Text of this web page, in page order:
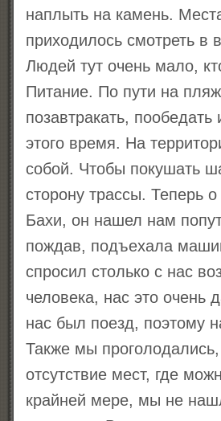
наплыть на камень.
приходилось смотреть в
Людей тут очень мало,
Питание. По пути на
позавтракать,
этого время. На
собой. Чтобы покушать
сторону трассы. Теперь
Бахи, он нашел нам
пождав, подъехала
спросил столько с нас
человека, нас это очень
нас был поезд, поэтому
Также мы
отсутствие мест, где
крайней мере, мы не